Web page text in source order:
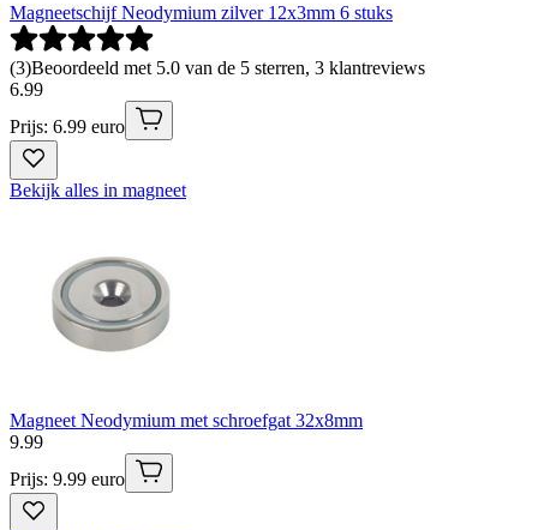
Magneetschijf Neodymium zilver 12x3mm 6 stuks
(3)Beoordeeld met 5.0 van de 5 sterren, 3 klantreviews
6.99
Prijs: 6.99 euro
Bekijk alles in magneet
Magneet Neodymium met schroefgat 32x8mm
9.99
Prijs: 9.99 euro